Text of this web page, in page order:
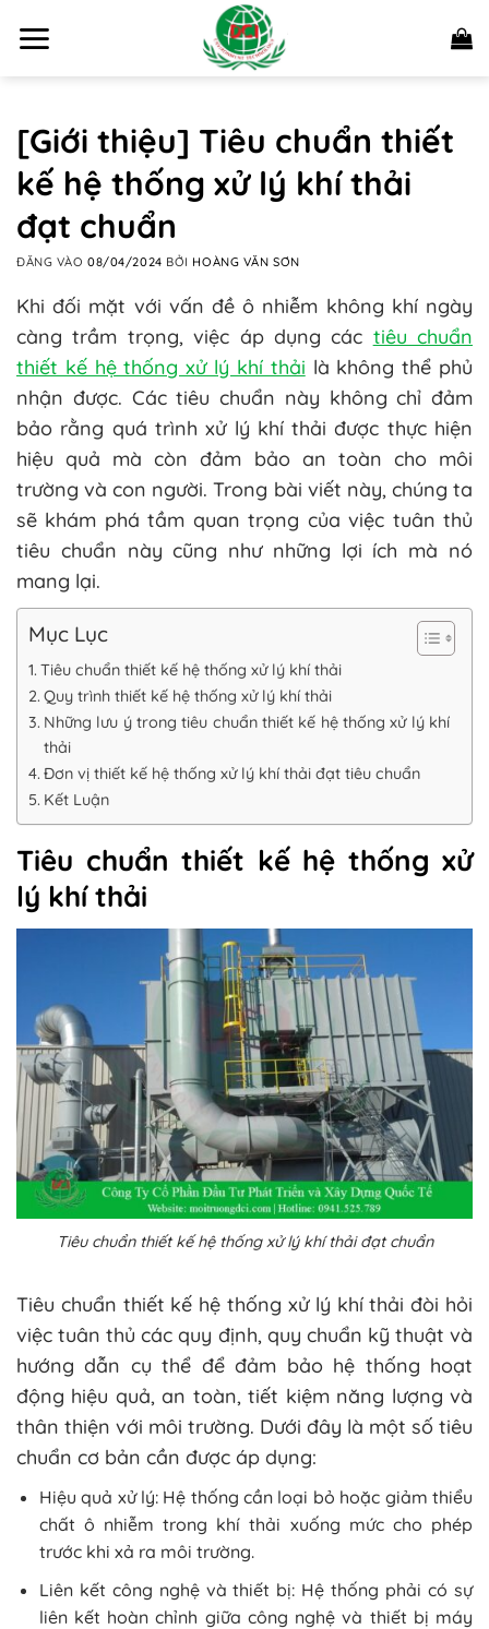
qua
[Giới thiệu] Tiêu chuẩn thiết
kế hệ thống xử lý khí thải
đạt chuẩn
ĐĂNG VÀO08/04/2024 BỞI HOÀNG VĂN SƠN
Khi đối mặt với vấn đề ô nhiễm không khí ngày
càng trầm trọng, việc áp dụng các tiêu chuẩn
thiết kế hệ thống xử lý khí thải là không thể phủ
nhận được. Các tiêu chuẩn này không chỉ đảm
bảo rằng quá trình xử lý khí thải được thực hiện
hiệu quả mà còn đảm bảo an toàn cho môi
trường và con người. Trong bài viết này, chúng ta
sẽ khám phá tầm quan trọng của việc tuân thủ
tiêu chuẩn này cũng như những lợi ích mà nó
mang lại.
Mục Lục
Tiêu chuẩn thiết kế hệ thống xử lý khí thải
Quy trình thiết kế hệ thống xử lý khí thải
Những lưu ý trong tiêu chuẩn thiết kế hệ thống xử lý khí
thải
Đơn vị thiết kế hệ thống xử lý khí thải đạt tiêu chuẩn
Kết Luận
Tiêu chuẩn thiết kế hệ thống xử
lý khí thải
Tiêu chuẩn thiết kế hệ thống xử lý khí thải đạt chuẩn
Tiêu chuẩn thiết kế hệ thống xử lý khí thải đòi hỏi
việc tuân thủ các quy định, quy chuẩn kỹ thuật và
hướng dẫn cụ thể để đảm bảo hệ thống hoạt
động hiệu quả, an toàn, tiết kiệm năng lượng và
thân thiện với môi trường. Dưới đây là một số tiêu
chuẩn cơ bản cần được áp dụng:
Hiệu quả xử lý: Hệ thống cần loại bỏ hoặc giảm thiểu
chất ô nhiễm trong khí thải xuống mức cho phép
trước khi xả ra môi trường.
Liên kết công nghệ và thiết bị: Hệ thống phải có sự
liên kết hoàn chỉnh giữa công nghệ và thiết bị máy